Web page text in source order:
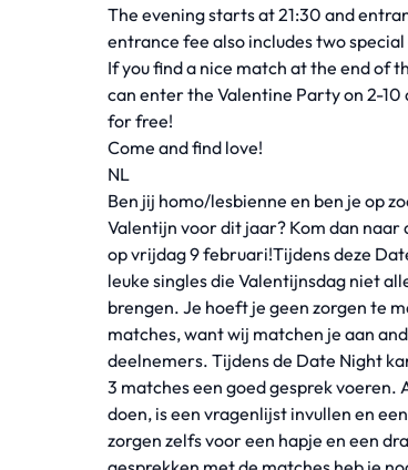
The evening starts at 21:30 and
entrance fee also includes two
If you find a nice match at the end of
can enter the Valentine Party on 2-10
for free!
Come and find love!
NL
Ben jij homo/lesbienne en ben je op
Valentijn voor dit jaar? Kom dan naar
op vrijdag 9 februari!Tijdens deze
leuke singles die Valentijnsdag niet
brengen. Je hoeft je geen zorgen te
matches, want wij matchen je aan
deelnemers. Tijdens de Date Night
3 matches een goed gesprek voeren.
doen, is een vragenlijst invullen en
zorgen zelfs voor een hapje en een